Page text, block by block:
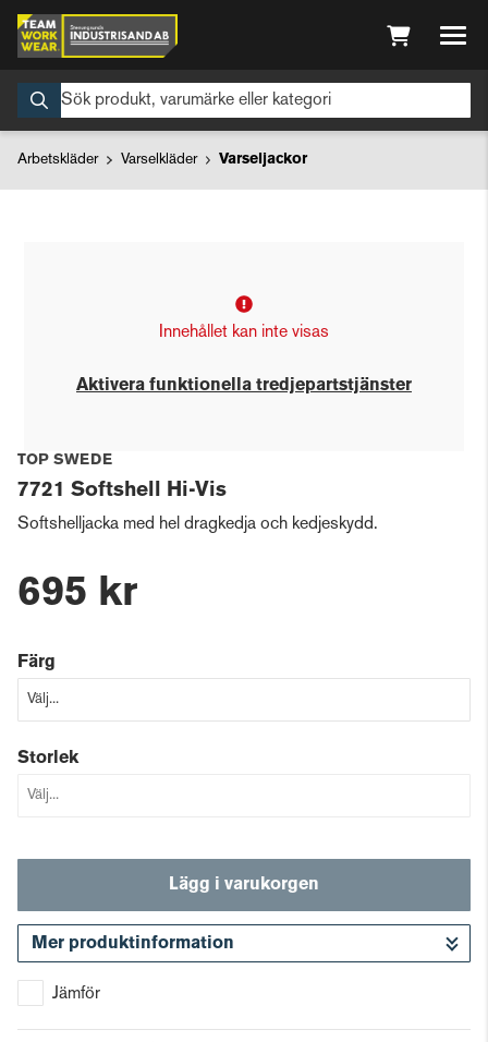
Arbetskläder Varselkläder Varseljackor
Innehållet kan inte visas
Aktivera funktionella tredjepartstjänster
TOP SWEDE
7721 Softshell Hi-Vis
Softshelljacka med hel dragkedja och kedjeskydd.
695 kr
Färg
Storlek
Lägg i varukorgen
Mer produktinformation
Jämför